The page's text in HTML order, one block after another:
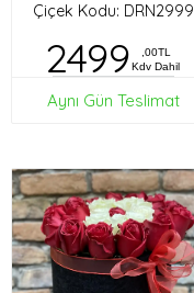
Çiçek Kodu: DRN2999
2499
,00TL
Kdv Dahil
Aynı Gün Teslimat